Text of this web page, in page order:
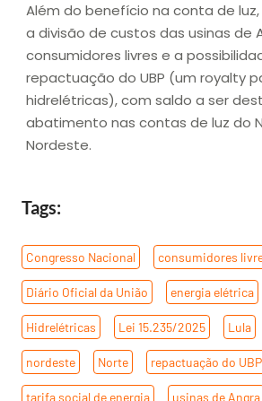
Além do benefício na conta de
a divisão de custos das usinas de
consumidores livres e a
repactuação do UBP (um royalty
hidrelétricas), com saldo a ser
abatimento nas contas de luz do
Nordeste.
Tags:
Congresso Nacional consumidores
Diário Oficial da União energia elétrica
Hidrelétricas Lei 15.235/2025 Lula
nordeste Norte repactuação do UBP
tarifa social de energia usinas de Angra